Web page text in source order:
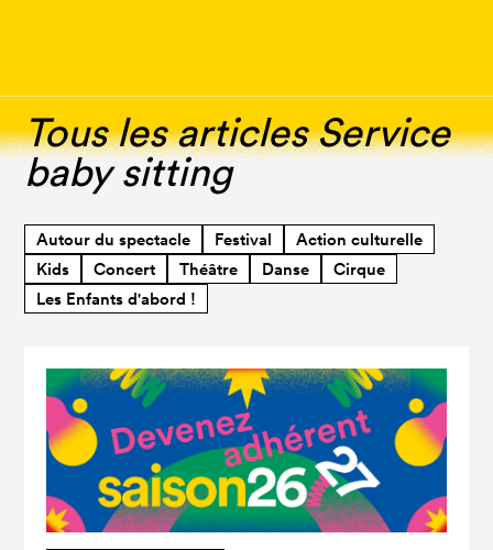
Tous les articles Service
baby sitting
Autour du spectacle Festival
Action culturelle
Kids
Concert Théâtre Danse
Cirque
Les Enfants d'abord !